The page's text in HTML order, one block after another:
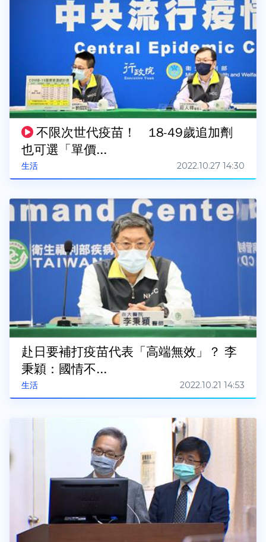
生活
不限次世代疫苗！ 18-49歲追加劑
也可選「單價...
2022.10.27 14:30
生活
赴日要補打疫苗代表「高端無效」？ 李
秉穎：國情不...
2022.10.21 14:53